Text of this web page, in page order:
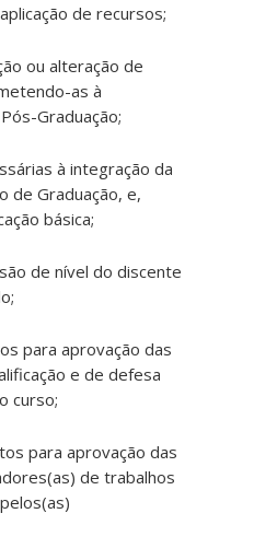
de recursos;
ou alteração de
as à
Graduação;
à integração da
de Graduação, e,
básica;
de nível do discente
para aprovação das
e de defesa
curso;
para aprovação das
de trabalhos